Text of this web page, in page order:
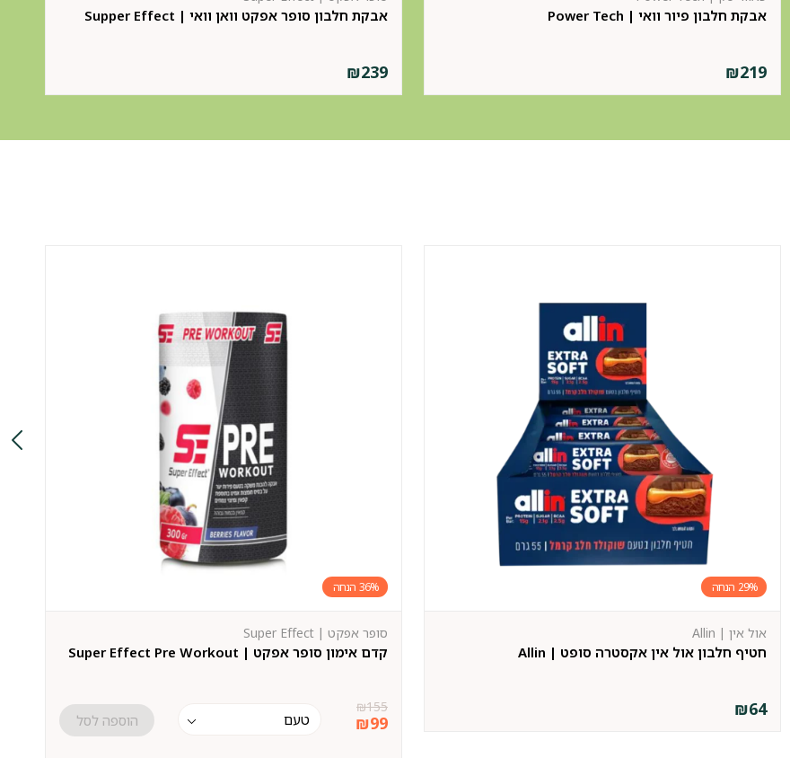
אבקת חלבון פיור וואי | Power Tech
₪219
אבקת חלבון סופר אפקט וואן וואי | Supper Effect
₪239
29%
חטיף חלבון אול אין אקסטרה סופט | Allin
אול אין | Allin
₪64
36%
קדם אימון סופר אפקט | Super Effect Pre Workout
סופר אפקט | Super Effect
₪155
₪99 הוספה לסל